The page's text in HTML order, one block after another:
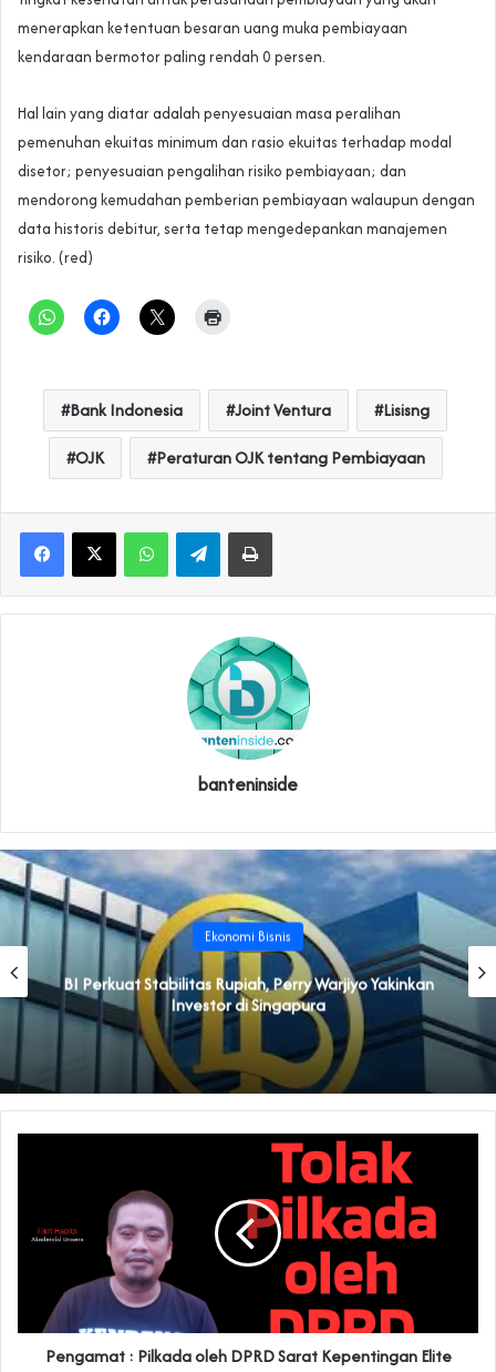
menerapkan ketentuan besaran uang muka pembiayaan
kendaraan bermotor paling rendah 0 persen.
Hal lain yang diatar adalah penyesuaian masa peralihan
pemenuhan ekuitas minimum dan rasio ekuitas terhadap modal
disetor; penyesuaian pengalihan risiko pembiayaan; dan
mendorong kemudahan pemberian pembiayaan walaupun dengan
data historis debitur, serta tetap mengedepankan manajemen
risiko. (red)
Bank Indonesia Joint Ventura Lisisng
OJK Peraturan OJK tentang Pembiayaan
WhatsAppTelegramPrint
banteninside
Ekonomi Bisnis
BI Perkuat Stabilitas Rupiah, Perry Warjiyo Yakinkan
Investor di Singapura
Pengamat : Pilkada oleh DPRD Sarat Kepentingan Elite